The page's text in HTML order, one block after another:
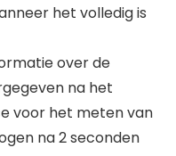
het volledig is
over de
na het
voor het meten van
na 2 seconden